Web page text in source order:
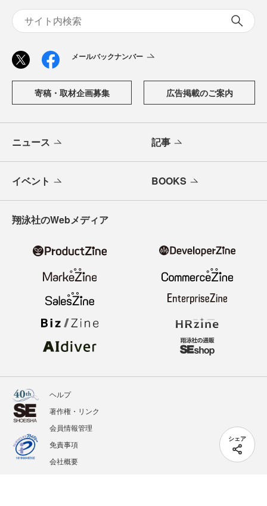
シェア
メールバックナンバー
寄稿・取材企画募集 広告掲載のご案内
ニュース 記事
イベント BOOKS
翔泳社のWebメディア
ヘルプ
著作権・リンク
会員情報管理
免責事項
会社概要